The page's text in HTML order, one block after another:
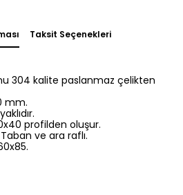
Taksit Seçenekleri
304 kalite paslanmaz çelikten
mm.
profilden oluşur.
ve ara raflı.